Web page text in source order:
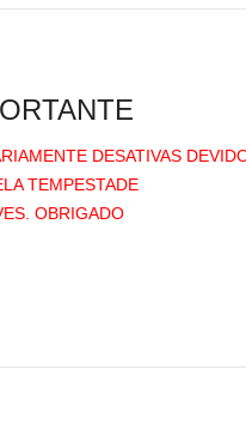
DESATIVAS
TEMPESTADE
OBRIGADO